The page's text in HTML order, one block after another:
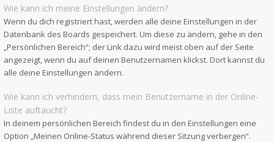
Wie kann ich meine Einstellungen ändern?
Wenn du dich registriert hast, werden alle deine Einstellungen in der
Datenbank des Boards gespeichert. Um diese zu ändern, gehe in den
„Persönlichen Bereich“; der Link dazu wird meist oben auf der Seite
angezeigt, wenn du auf deinen Benutzernamen klickst. Dort kannst du
alle deine Einstellungen ändern.
Wie kann ich verhindern, dass mein Benutzername in der Online-
Liste auftaucht?
In deinem persönlichen Bereich findest du in den Einstellungen eine
Option „Meinen Online-Status während dieser Sitzung verbergen“.